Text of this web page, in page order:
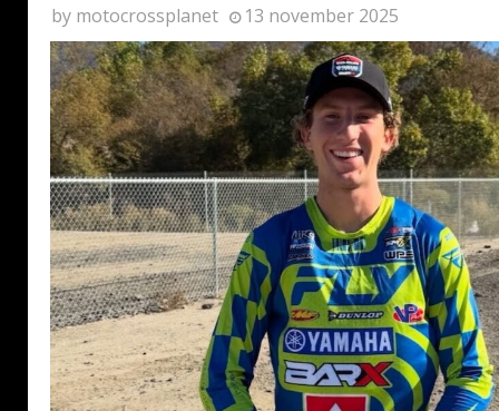
by motocrossplanet 13 november 2025